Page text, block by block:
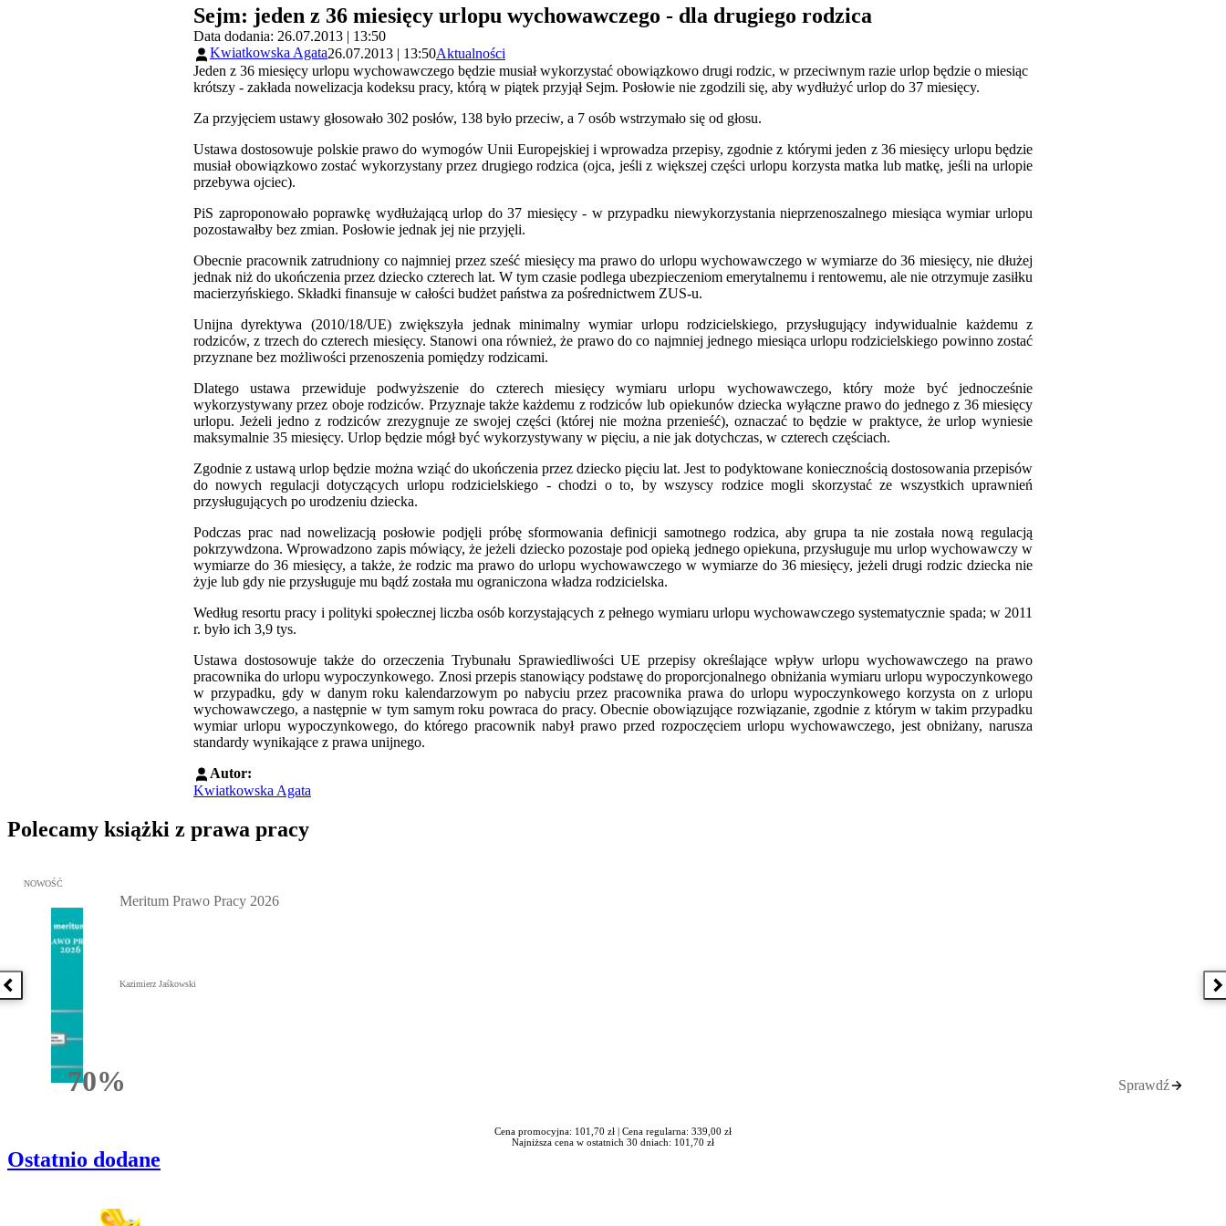
Sejm: jeden z 36 miesięcy urlopu wychowawczego - dla drugiego rodzica
Data dodania: 26.07.2013 | 13:50
Kwiatkowska Agata26.07.2013 | 13:50Aktualności
Jeden z 36 miesięcy urlopu wychowawczego będzie musiał wykorzystać obowiązkowo drugi rodzic, w przeciwnym razie urlop będzie o miesiąc
krótszy - zakłada nowelizacja kodeksu pracy, którą w piątek przyjął Sejm. Posłowie nie zgodzili się, aby wydłużyć urlop do 37 miesięcy.
Za przyjęciem ustawy głosowało 302 posłów, 138 było przeciw, a 7 osób wstrzymało się od głosu.
Ustawa dostosowuje polskie prawo do wymogów Unii Europejskiej i wprowadza przepisy, zgodnie z którymi jeden z 36 miesięcy urlopu będzie
musiał obowiązkowo zostać wykorzystany przez drugiego rodzica (ojca, jeśli z większej części urlopu korzysta matka lub matkę, jeśli na urlopie
przebywa ojciec).
PiS zaproponowało poprawkę wydłużającą urlop do 37 miesięcy - w przypadku niewykorzystania nieprzenoszalnego miesiąca wymiar urlopu
pozostawałby bez zmian. Posłowie jednak jej nie przyjęli.
Obecnie pracownik zatrudniony co najmniej przez sześć miesięcy ma prawo do urlopu wychowawczego w wymiarze do 36 miesięcy, nie dłużej
jednak niż do ukończenia przez dziecko czterech lat. W tym czasie podlega ubezpieczeniom emerytalnemu i rentowemu, ale nie otrzymuje zasiłku
macierzyńskiego. Składki finansuje w całości budżet państwa za pośrednictwem ZUS-u.
Unijna dyrektywa (2010/18/UE) zwiększyła jednak minimalny wymiar urlopu rodzicielskiego, przysługujący indywidualnie każdemu z
rodziców, z trzech do czterech miesięcy. Stanowi ona również, że prawo do co najmniej jednego miesiąca urlopu rodzicielskiego powinno zostać
przyznane bez możliwości przenoszenia pomiędzy rodzicami.
Dlatego ustawa przewiduje podwyższenie do czterech miesięcy wymiaru urlopu wychowawczego, który może być jednocześnie
wykorzystywany przez oboje rodziców. Przyznaje także każdemu z rodziców lub opiekunów dziecka wyłączne prawo do jednego z 36 miesięcy
urlopu. Jeżeli jedno z rodziców zrezygnuje ze swojej części (której nie można przenieść), oznaczać to będzie w praktyce, że urlop wyniesie
maksymalnie 35 miesięcy. Urlop będzie mógł być wykorzystywany w pięciu, a nie jak dotychczas, w czterech częściach.
Zgodnie z ustawą urlop będzie można wziąć do ukończenia przez dziecko pięciu lat. Jest to podyktowane koniecznością dostosowania przepisów
do nowych regulacji dotyczących urlopu rodzicielskiego - chodzi o to, by wszyscy rodzice mogli skorzystać ze wszystkich uprawnień
przysługujących po urodzeniu dziecka.
Podczas prac nad nowelizacją posłowie podjęli próbę sformowania definicji samotnego rodzica, aby grupa ta nie została nową regulacją
pokrzywdzona. Wprowadzono zapis mówiący, że jeżeli dziecko pozostaje pod opieką jednego opiekuna, przysługuje mu urlop wychowawczy w
wymiarze do 36 miesięcy, a także, że rodzic ma prawo do urlopu wychowawczego w wymiarze do 36 miesięcy, jeżeli drugi rodzic dziecka nie
żyje lub gdy nie przysługuje mu bądź została mu ograniczona władza rodzicielska.
Według resortu pracy i polityki społecznej liczba osób korzystających z pełnego wymiaru urlopu wychowawczego systematycznie spada; w 2011
r. było ich 3,9 tys.
Ustawa dostosowuje także do orzeczenia Trybunału Sprawiedliwości UE przepisy określające wpływ urlopu wychowawczego na prawo
pracownika do urlopu wypoczynkowego. Znosi przepis stanowiący podstawę do proporcjonalnego obniżania wymiaru urlopu wypoczynkowego
w przypadku, gdy w danym roku kalendarzowym po nabyciu przez pracownika prawa do urlopu wypoczynkowego korzysta on z urlopu
wychowawczego, a następnie w tym samym roku powraca do pracy. Obecnie obowiązujące rozwiązanie, zgodnie z którym w takim przypadku
wymiar urlopu wypoczynkowego, do którego pracownik nabył prawo przed rozpoczęciem urlopu wychowawczego, jest obniżany, narusza
standardy wynikające z prawa unijnego.
Autor:
Kwiatkowska Agata
Polecamy książki z prawa pracy
Poprzednia książka
Przejdź do: Meritum Prawo Pracy 2026, Kazimierz Jaśkowski - otwiera się w nowym oknie
NOWOŚĆ
70%Rabatu
Meritum Prawo Pracy 2026
Kazimierz Jaśkowski
Sprawdź
Cena promocyjna: 101,70 zł | Cena regularna: 339,00 zł
Najniższa cena w ostatnich 30 dniach: 101,70 zł
Ostatnio dodane